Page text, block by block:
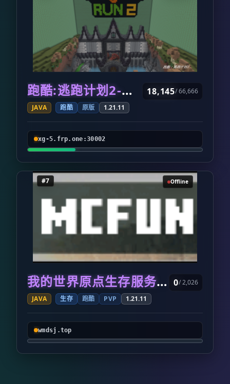
跑酷:逃跑计划2-香港
JAVA 跑酷 原版 1.21.11
18,145/ 66,666
xg-5.frp.one:30002
#7 Offline
我的世界原点生存服务器
JAVA 生存 跑酷 PVP 1.21.11
0/ 2,026
wmdsj.top